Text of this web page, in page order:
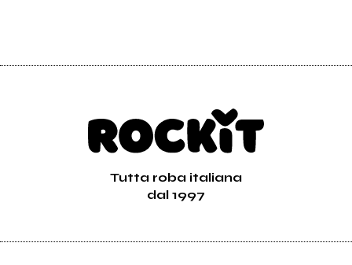
Tutta roba italiana
dal 1997